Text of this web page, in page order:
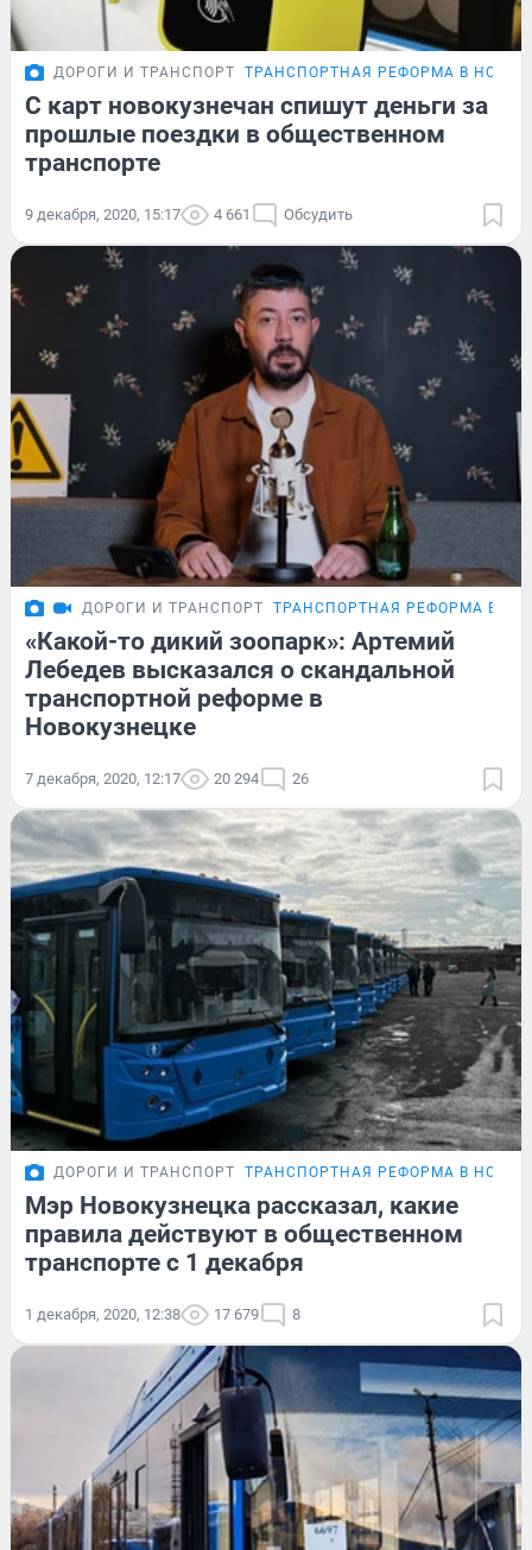
ДОРОГИ И ТРАНСПОРТ ТРАНСПОРТНАЯ РЕФОРМА В
С карт новокузнечан спишут деньги за
прошлые поездки в общественном
транспорте
9 декабря, 2020, 15:17 4 661 Обсудить
ДОРОГИ И ТРАНСПОРТ ТРАНСПОРТНАЯ РЕФОРМА В
«Какой-то дикий зоопарк»: Артемий
Лебедев высказался о скандальной
транспортной реформе в
Новокузнецке
7 декабря, 2020, 12:17 20 294 26
ДОРОГИ И ТРАНСПОРТ ТРАНСПОРТНАЯ РЕФОРМА В
Мэр Новокузнецка рассказал, какие
правила действуют в общественном
транспорте с 1 декабря
1 декабря, 2020, 12:38 17 679 8